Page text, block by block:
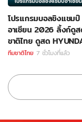
โปรแกรมบอลชิงแชมป์
อาเซียน 2026 ลิ้งก์ดู
ชาติไทย ดูสด
CUP
ทีมชาติไทย 7 ชั่วโมงที่แล้ว